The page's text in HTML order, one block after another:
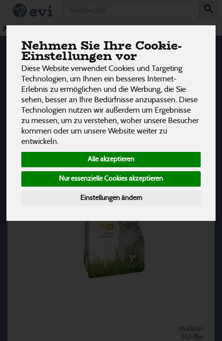
Nehmen Sie Ihre Cookie-
Einstellungen vor
Diese Website verwendet Cookies und Targeting
Technologien, um Ihnen ein besseres Internet-
Erlebnis zu ermöglichen und die Werbung, die Sie
sehen, besser an Ihre Bedürfnisse anzupassen. Diese
Technologien nutzen wir außerdem um Ergebnisse
zu messen, um zu verstehen, woher unsere Besucher
kommen oder um unsere Website weiter zu
entwickeln.
Alle akzeptieren
Nur essenzielle Cookies akzeptieren
Einstellungen ändern
Tiernahrung
12
Hersteller Allergene
YARRAH
EU-Bio